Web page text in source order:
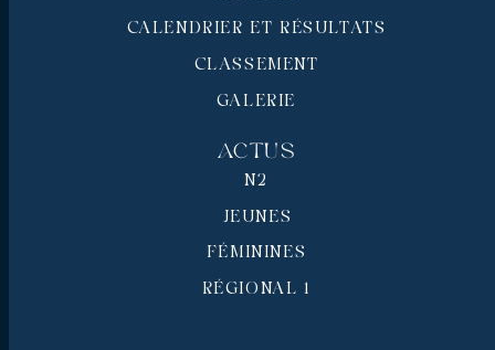
CALENDRIER ET RÉSULTATS
CLASSEMENT
GALERIE
Actus
N2
JEUNES
FÉMININES
RÉGIONAL 1